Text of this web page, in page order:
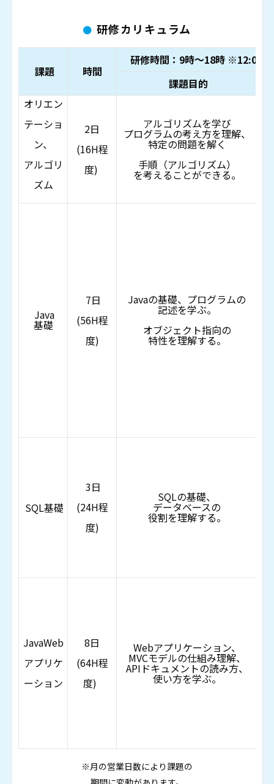
研修カリキュラム
課題 時間
研修時間：9時～18時 ※12:00-
課題目的
オリエン
テーショ
ン、
アルゴリ
ズム
2日
(16H程
度)
アルゴリズムを学び
プログラムの考え方を理解、
特定の問題を解く
手順（アルゴリズム）
を考えるこ とができる。
Java
基礎
7日
(56H程
度)
Javaの基礎、プログラムの
記述を学ぶ。
オブジェクト指向の
特性を理解する。
SQL基礎
3日
(24H程
度)
SQLの基礎、
データベースの
役割を理解する。
JavaWeb
アプリケ
ーション
8日
(64H程
度)
Webアプリケーション、
MVCモデルの仕組み理解、
APIドキュメントの読み方、
使い方を学ぶ。
※月の営業日数により課題の